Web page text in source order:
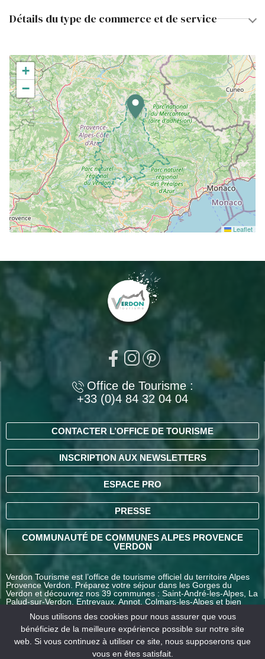
Détails du type de commerce et de service
+
−
Leaflet
Office de Tourisme :
+33 (0)4 84 32 04 04
CONTACTER L’OFFICE DE TOURISME
INSCRIPTION AUX NEWSLETTERS
ESPACE PRO
PRESSE
COMMUNAUTÉ DE COMMUNES ALPES PROVENCE
VERDON
Verdon Tourisme est l’office de tourisme officiel du territoire Alpes
Provence Verdon. Préparez votre séjour dans les Gorges du
Verdon et découvrez nos 39 communes : Saint-André-les-Alpes, La
Palud-sur-Verdon, Entrevaux, Annot, Colmars-les-Alpes et bien
COMMENT VENIR ?
Nous utilisons des cookies pour nous assurer que vous
bénéficiez de la meilleure expérience possible sur notre site
web. Si vous continuez à utiliser ce site, nous supposerons que
vous en êtes satisfait.